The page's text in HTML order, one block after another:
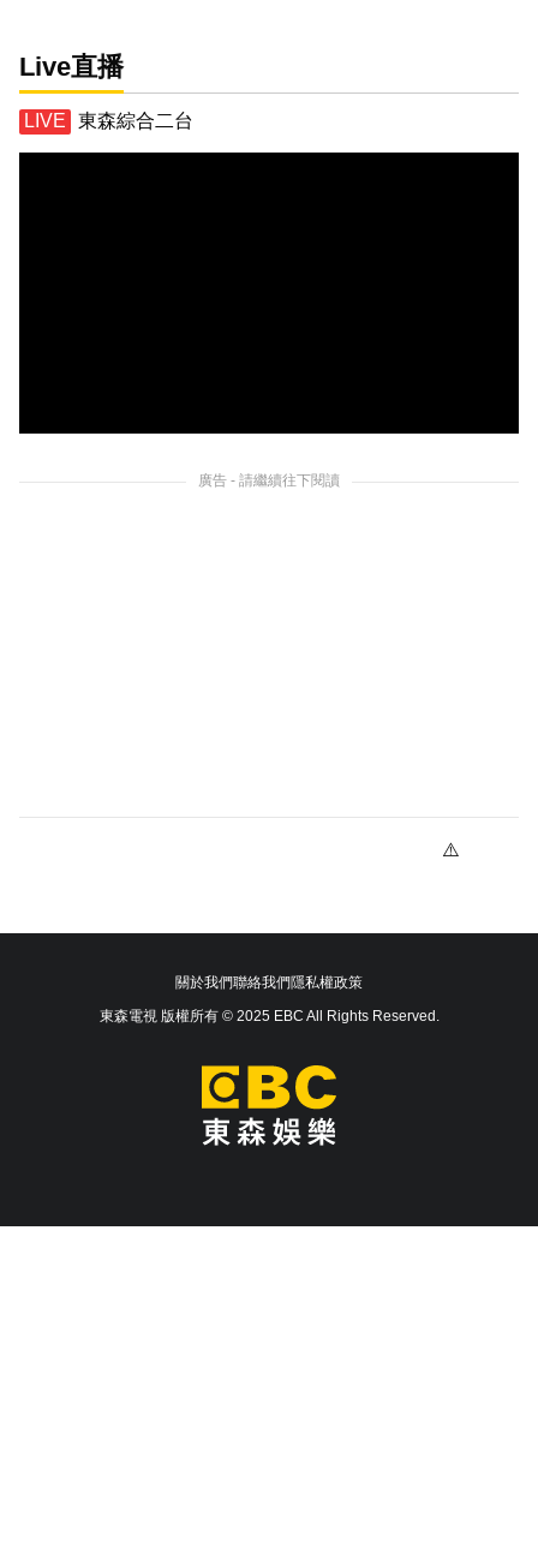
Live直播
東森綜合二台
廣告 - 請繼續往下閱讀
關於我們聯絡我們隱私權政策
東森電視 版權所有 © 2025 EBC All Rights Reserved.